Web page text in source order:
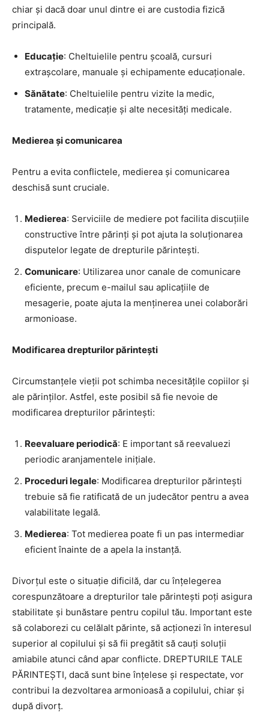
chiar și dacă doar unul dintre ei are custodia fizică
principală.
Educație: Cheltuielile pentru școală, cursuri
extrașcolare, manuale și echipamente educaționale.
Sănătate: Cheltuielile pentru vizite la medic,
tratamente, medicație și alte necesități medicale.
Medierea și comunicarea
Pentru a evita conflictele, medierea și comunicarea
deschisă sunt cruciale.
Medierea: Serviciile de mediere pot facilita discuțiile
constructive între părinți și pot ajuta la soluționarea
disputelor legate de drepturile părintești.
Comunicare: Utilizarea unor canale de comunicare
eficiente, precum e-mailul sau aplicațiile de
mesagerie, poate ajuta la menținerea unei colaborări
armonioase.
Modificarea drepturilor părintești
Circumstanțele vieții pot schimba necesitățile copiilor și
ale părinților. Astfel, este posibil să fie nevoie de
modificarea drepturilor părintești:
Reevaluare periodică: E important să reevaluezi
periodic aranjamentele inițiale.
Proceduri legale: Modificarea drepturilor părintești
trebuie să fie ratificată de un judecător pentru a avea
valabilitate legală.
Medierea: Tot medierea poate fi un pas intermediar
eficient înainte de a apela la instanță.
Divorțul este o situație dificilă, dar cu înțelegerea
corespunzătoare a drepturilor tale părintești poți asigura
stabilitate și bunăstare pentru copilul tău. Important este
să colaborezi cu celălalt părinte, să acționezi în interesul
superior al copilului și să fii pregătit să cauți soluții
amiabile atunci când apar conflicte. DREPTURILE TALE
PĂRINTEȘTI, dacă sunt bine înțelese și respectate, vor
contribui la dezvoltarea armonioasă a copilului, chiar și
după divorț.